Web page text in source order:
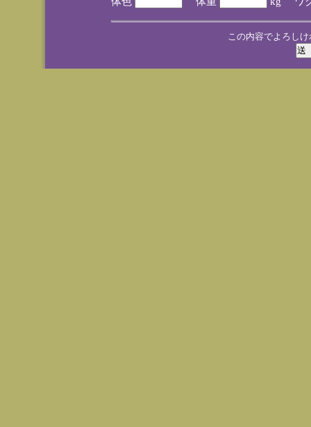
この内容でよろし